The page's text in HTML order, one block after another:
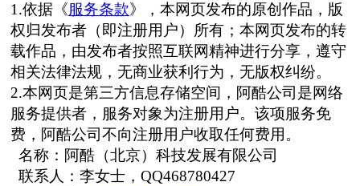
1.依据《服务条款》，本网页发布的原创作品，版
权归发布者（即注册用户）所有；本网页发布的转
载作品，由发布者按照互联网精神进行分享，遵守
相关法律法规，无商业获利行为，无版权纠纷。
2.本网页是第三方信息存储空间，阿酷公司是网络
服务提供者，服务对象为注册用户。该项服务免
费，阿酷公司不向注册用户收取任何费用。
名称：阿酷（北京）科技发展有限公司
联系人：李女士，QQ468780427